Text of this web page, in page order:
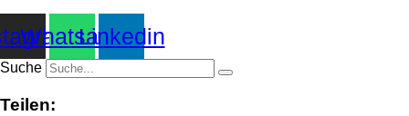
Whatsapp
Linkedin
Suche
Teilen: